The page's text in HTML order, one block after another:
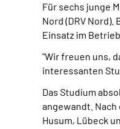
Für sechs junge
Nord (DRV
Einsatz im
"Wir freuen uns,
interessanten
Das Studium
angewandt.
Husum, Lübeck